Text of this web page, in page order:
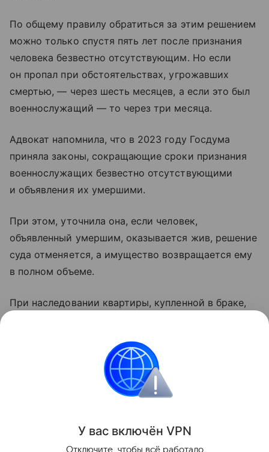
По общему правилу обратиться за этим решением
можно только спустя пять лет после признания
человека безвестно отсутствующим. Но если
он пропал при обстоятельствах, угрожавших
смертью, — через шесть месяцев, а если это был
военнослужащий — то через три месяца.
Адвокат напомнила, что в 2023 году Госдума
приняла законы, сокращающие сроки признания
военнослужащих безвестно отсутствующими
и объявления их умершими.
При этом, уточнила она, если человек,
объявленный умершим, оказывается жив, решение
суда отменяется, а имущество возвращается ему
в полном объеме.
При наследовании квартиры, купленной в браке,
добавила Мангутова.
Поделиться
У вас включён VPN
Отключите, чтобы всё работало